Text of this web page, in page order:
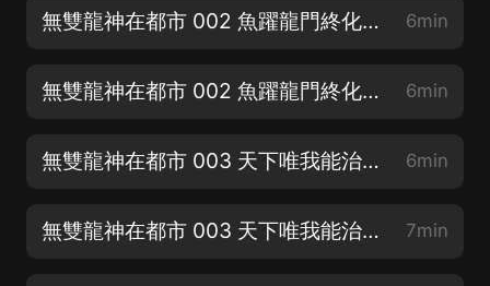
無雙龍神在都市 002 魚躍龍門終化龍（上） 6min
無雙龍神在都市 002 魚躍龍門終化龍（下） 6min
無雙龍神在都市 003 天下唯我能治（上） 6min
無雙龍神在都市 003 天下唯我能治（下） 7min